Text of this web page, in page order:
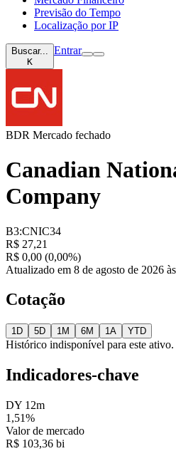
Previsão do Tempo
Localização por IP
Buscar...
K
Entrar
BDR Mercado fechado
Canadian
Company
B3:CNIC34
R$ 27,21
R$ 0,00 (0,00%)
Atualizado em 8 de agosto de 2026
Cotação
1D 5D 1M 6M 1A YTD
Histórico indisponível para este ativo.
Indicadores-chave
DY 12m
1,51%
Valor de mercado
R$ 103,36 bi